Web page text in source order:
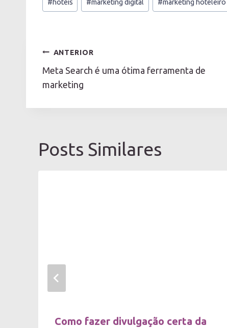
do
#hotéis #marketing digital #marketing hoteleiro
Navegação
de
Post
ANTERIOR
Meta Search é uma ótima ferramenta de
marketing
Posts Similares
Como fazer divulgação certa da